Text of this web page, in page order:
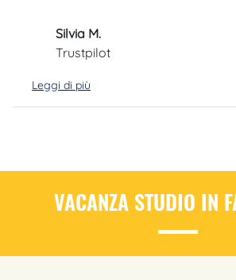
Silvia M.
Trustpilot
Leggi di più
VACANZA STUDIO IN